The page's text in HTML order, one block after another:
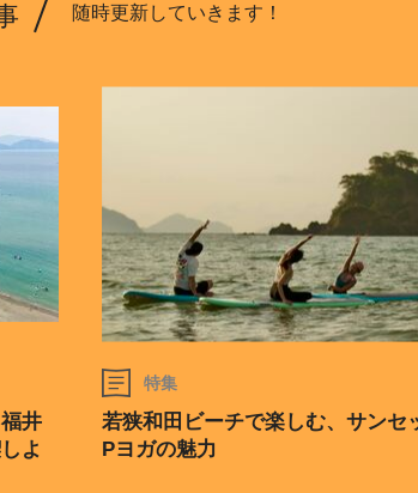
随時更新していきます！
井
よ
特集
若狭和田ビーチで楽しむ、サンセ
Pヨガの魅力